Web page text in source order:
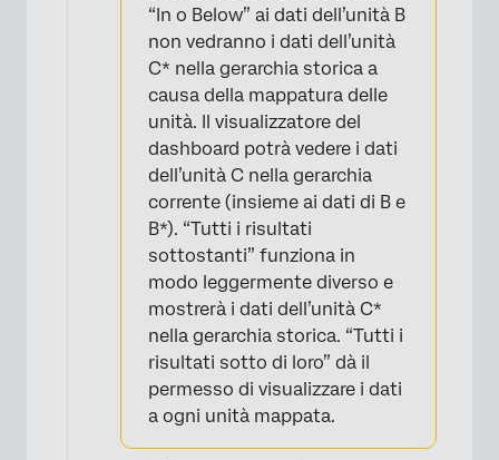
“In o Below” ai dati dell’unità B
non vedranno i dati dell’unità
C* nella gerarchia storica a
causa della mappatura delle
unità. Il visualizzatore del
dashboard potrà vedere i dati
dell’unità C nella gerarchia
corrente (insieme ai dati di B e
B*). “Tutti i risultati
sottostanti” funziona in
modo leggermente diverso e
mostrerà i dati dell’unità C*
nella gerarchia storica. “Tutti i
risultati sotto di loro” dà il
permesso di visualizzare i dati
a ogni unità mappata.